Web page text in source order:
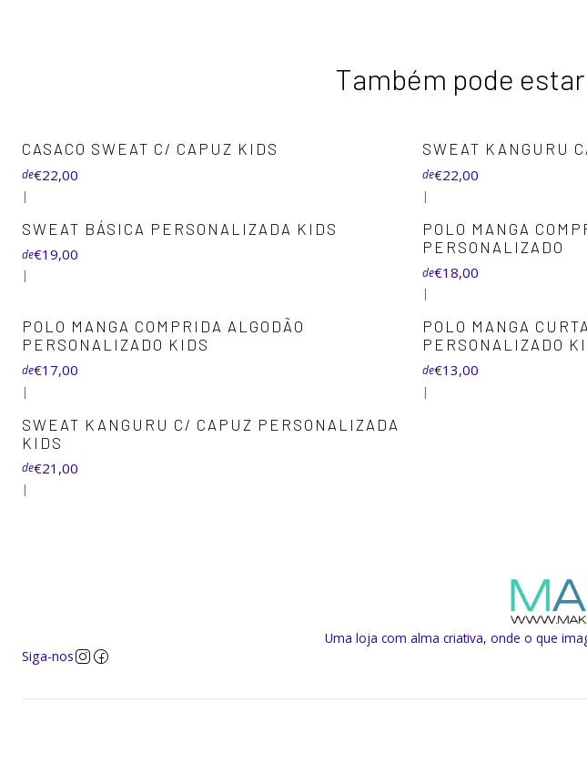
Também pode
CASACO SWEAT C/ CAPUZ KIDS
de€22,00
|
SWEAT KANGURU
de€22,00
|
SWEAT BÁSICA PERSONALIZADA KIDS
de€19,00
|
POLO MANGA
PERSONALIZADO
de€18,00
|
POLO MANGA COMPRIDA ALGODÃO
PERSONALIZADO KIDS
de€17,00
|
POLO MANGA
PERSONALIZADO
de€13,00
|
SWEAT KANGURU C/ CAPUZ PERSONALIZADA
KIDS
de€21,00
|
Uma loja com alma criativa, onde o que
Siga-nos